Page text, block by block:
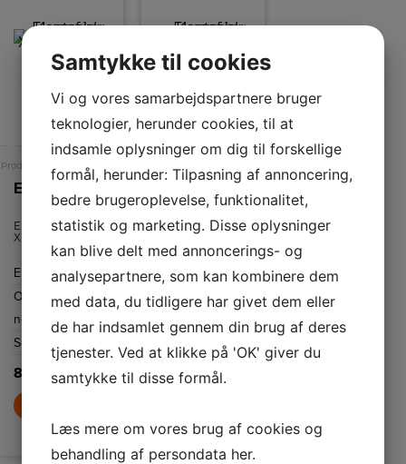
Produktdatablad
Electrolux Keramisk komfur XEC7133SW
Electrolux
XEC7133SW er et
hvidt fritstående
med fire
kogezoner, stor
varmluftsovn ca.
73 liter, AirFry,
indbygget
stegetermometer
og katalytisk
rengøring – nem
betjening og
jævne, sprøde
resultater.
Energiklasse
A
Ovnrum
netto
73
Selvrenstype
8.999,-
A
Electrolux Keramisk komfur
LKR65000SW
Electrolux
med ovnrum på
Energiklasse
A
Ovnrum
netto
73
Selvrenstype
LÆG I KURV
Samtykke til cookies
Vi og vores samarbejdspartnere bruger
teknologier, herunder cookies, til at
indsamle oplysninger om dig til forskellige
formål, herunder: Tilpasning af annoncering,
bedre brugeroplevelse, funktionalitet,
statistik og marketing. Disse oplysninger
kan blive delt med annoncerings- og
analysepartnere, som kan kombinere dem
med data, du tidligere har givet dem eller
de har indsamlet gennem din brug af deres
tjenester. Ved at klikke på 'OK' giver du
samtykke til disse formål.
Læs mere om vores brug af cookies og
behandling af persondata her.